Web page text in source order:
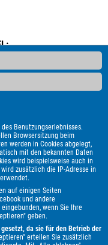
Benutzungserlebnisses.
Browsersitzung beim
werden in Cookies abgelegt,
mit den bekannten Daten
wird beispielsweise auch in
zusätzlich die IP-Adresse in
auf einigen Seiten
und andere
wenn Sie Ihre
geben.
da sie für den Betrieb der
erteilen Sie zusätzlich
Automarkt
folgender
Chausson
Dacia
Honda
Hyundai
Kia Knaus
Lada
MINI
Malibu
Benz
Mitsubishi
Polestar
Porsche
Smart
Ssangyong